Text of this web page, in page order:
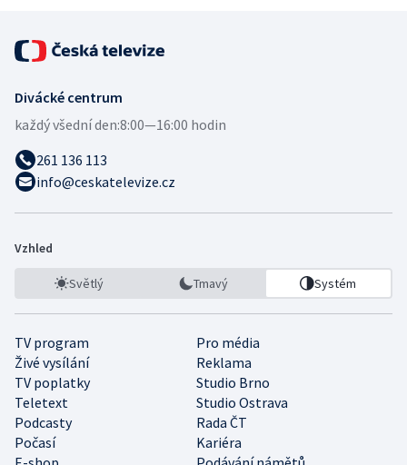
Divácké centrum
každý všední den:8:00—16:00 hodin
261 136 113
info@ceskatelevize.cz
Vzhled
Světlý Tmavý Systém
TV program
Pro média
Živé vysílání
Reklama
TV poplatky
Studio Brno
Teletext
Studio Ostrava
Podcasty
Rada ČT
Počasí
Kariéra